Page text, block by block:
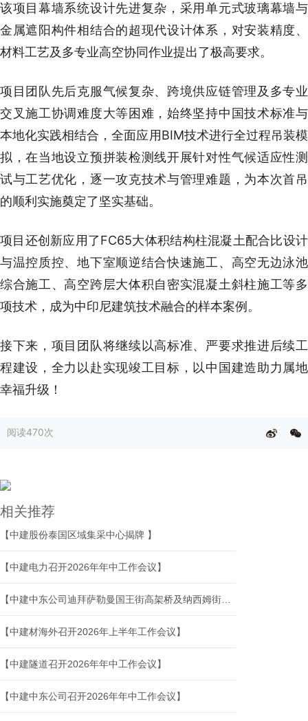
该项目幕墙系统设计先进复杂，采用单元式玻璃幕墙与
金属遮阳构件相结合的超现代设计体系，对安装精度、
材料工艺及多专业高空协同作业提出了极高要求。
项目团队先后克服气候复杂、跨境供应链管理及多专业
交叉施工协调难度大等困难，始终坚持中国技术标准与
本地化实践相结合，全面应用BIM技术进行全过程吊装模
拟，在当地设立预拼装检测线开展针对性气候适应性测
试与工艺优化，逐一攻克技术与管理难题，为本次首吊
的顺利实施奠定了坚实基础。
项目还创新应用了FC65大体积结构柱混凝土配合比设计
与温控质控、地下室顺逆结合快速施工、高空无边泳池
综合施工、高空跨层大体积自密实混凝土斜柱施工等多
项技术，成为中印尼建筑技术融合的样本案例。
接下来，项目团队将继续以高标准、严要求推进后续工
程建设，全力以赴实现竣工目标，以中国建造助力属地
幸福升级！
阅读470次
相关推荐
【中建股份泰国区域集采中心揭牌 】
【中建电力召开2026年年中工作会议】
【中建中东公司迪拜萨勒曼国王街高架桥及纳西姆街升级改造项目提前竣工通车】
【中建材海外召开2026年上半年工作会议】
【中建隧道召开2026年年中工作会议】
【中建中东公司召开2026年年中工作会议】